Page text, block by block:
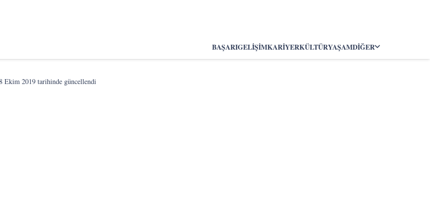
BAŞARIGELIŞIMKARIYERKÜLTÜRYAŞAMDIĞER
Ekim 2019 tarihinde güncellendi